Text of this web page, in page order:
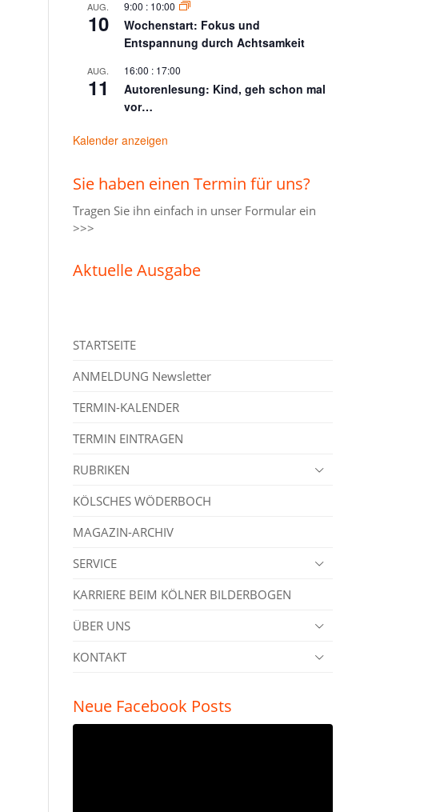
AUG.
10
9:00 : 10:00
Wochenstart: Fokus und
Entspannung durch Achtsamkeit
AUG.
11
16:00 : 17:00
Autorenlesung: Kind, geh schon mal
vor…
Kalender anzeigen
Sie haben einen Termin für uns?
Tragen Sie ihn einfach in unser Formular ein
>>>
Aktuelle Ausgabe
STARTSEITE
ANMELDUNG Newsletter
TERMIN-KALENDER
TERMIN EINTRAGEN
RUBRIKEN
KÖLSCHES WÖDERBOCH
MAGAZIN-ARCHIV
SERVICE
KARRIERE BEIM KÖLNER BILDERBOGEN
ÜBER UNS
KONTAKT
Neue Facebook Posts